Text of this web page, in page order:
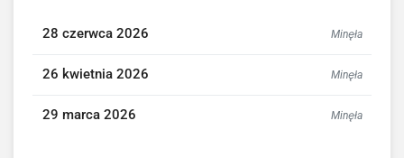
28 czerwca 2026 Minęła
26 kwietnia 2026 Minęła
29 marca 2026 Minęła